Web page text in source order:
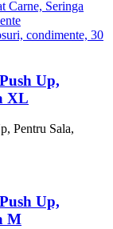
condimente, 30
Up,
XL
Up,
M